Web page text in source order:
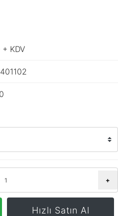
KDV
+
Hızlı Satın Al